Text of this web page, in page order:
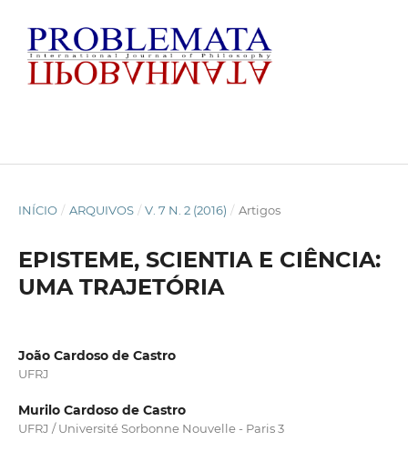
INÍCIO / ARQUIVOS / V. 7 N. 2 (2016) / Artigos
EPISTEME, SCIENTIA E CIÊNCIA:
UMA TRAJETÓRIA
João Cardoso de Castro
UFRJ
Murilo Cardoso de Castro
UFRJ / Université Sorbonne Nouvelle - Paris 3